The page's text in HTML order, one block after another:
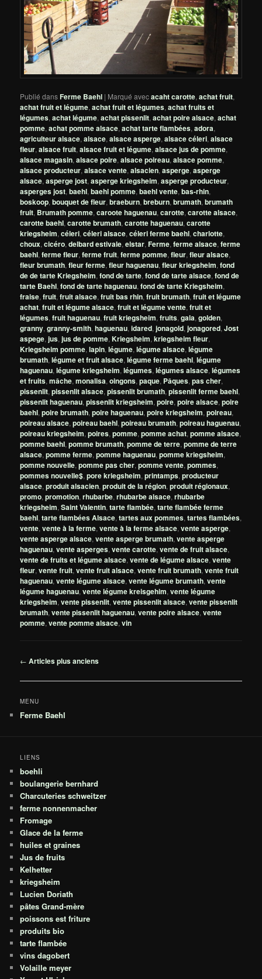
Publié dansFerme Baehl | Marqué avecacaht carotte,achat fruit,
achat fruit et légume,achat fruit et légumes,achat fruits et
légumes,achat légume,achat pissenlit,achat poire alsace,achat
pomme,achat pomme alsace,achat tarte flambées,adora,
agriculteur alsace,alsace,alsace asperge,alsace céleri,alsace
fleur,alsace fruit,alsace fruit et légume,alsace jus de pomme,
alsace magasin,alsace poire,alsace poireau,alsace pomme,
alsace producteur,alsace vente,alsacien,asperge,asperge
alsace,asperge jost,asperge kriegsheim,asperge producteur,
asperges jost,baehl,baehl pomme,baehl vente,bas-rhin,
boskoop,bouquet de fleur,braeburn,breburn,brumath,brumath
fruit, Brumath pomme,caroote haguenau,carotte,carotte alsace,
carotte baehl,carotte brumath,carotte haguenau,carotte
kriegsheim,céleri,céleri alsace,céleri ferme baehl,charlotte,
choux,cicéro,delbard estivale,elstar,Ferme,ferme alsace,ferme
baehl,ferme fleur,ferme fruit,ferme pomme,fleur,fleur alsace,
fleur brumath,fleur ferme,fleur haguenau,fleur kriegsheim,fond
de de tarte Kriegsheim,fond de tarte,fond de tarte alsace,fond de
tarte Baehl,fond de tarte haguenau,fond de tarte Kriegsheim,
fraise,fruit,fruit alsace,fruit bas rhin,fruit brumath,fruit et légume
achat,fruit et légume alsace,fruit et légume vente,fruit et
légumes,fruit haguenau,fruit kriegsheim,fruits,gala,golden,
granny,granny-smith,haguenau,idared,jonagold,jonagored,Jost
aspege,jus,jus de pomme,Kriegsheim,kriegsheim fleur,
Kriegsheim pomme,lapin,légume,légume alsace,légume
brumath,légume et fruit alsace,légume ferme baehl,légume
haguenau,légume kriegsheim,légumes,légumes alsace,légumes
et fruits,mâche,monalisa,oingons,paque, Pâques,pas cher,
pissenlit,pissenlit alsace,pissenlit brumath,pissenlit ferme baehl,
pissenlit haguenau,pissenlit kriegsheim,poire,poire alsace,poire
baehl,poire brumath,poire haguenau,poire kriegsheim,poireau,
poireau alsace,poireau baehl,poireau brumath,poireau haguenau,
poireau kriegsheim,poires,pomme,pomme achat,pomme alsace,
pomme baehl,pomme brumath,pomme de terre,pomme de terre
alsace,pomme ferme,pomme haguenau,pomme kriegsheim,
pomme nouvelle,pomme pas cher,pomme vente,pommes,
pommes nouvelle$,pore kriegsheim,printamps,producteur
alsace,produit alsacien,produit de la région,produit régionaux,
promo,promotion,rhubarbe,rhubarbe alsace,rhubarbe
kriegsheim,Saint Valentin,tarte flambée,tarte flambée ferme
baehl,tarte flambées Alsace,tartes aux pommes,tartes flambées,
vente,vente à la ferme,vente à la ferme alsace,vente asperge,
vente asperge alsace,vente asperge brumath,vente asperge
haguenau,vente asperges,vente carotte,vente de fruit alsace,
vente de fruits et légume alsace,vente de légume alsace,vente
fleur,vente fruit,vente fruit alsace,vente fruit brumath,vente fruit
haguenau,vente légume alsace,vente légume brumath,vente
légume haguenau,vente légume kreisgehim,vente légume
kriegsheim,vente pissenlit,vente pissenlit alsace,vente pissenlit
brumath,vente pissenlit haguenau,vente poire alsace,vente
pomme,vente pomme alsace,vin
Navigation
articles
← Articles plus anciens
MENU
Ferme Baehl
LIENS
boehli
boulangerie bernhard
Charcuteries schweitzer
ferme nonnenmacher
Fromage
Glace de la ferme
huiles et graines
Jus de fruits
Kelhetter
kriegsheim
Lucien Doriath
pâtes Grand-mère
poissons est friture
produits bio
tarte flambée
vins dagobert
Volaille meyer